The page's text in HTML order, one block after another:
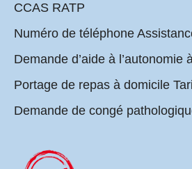
CCAS RATP
Numéro de téléphone
Demande d’aide à l’autonomie
Portage de repas à domicile
Demande de congé